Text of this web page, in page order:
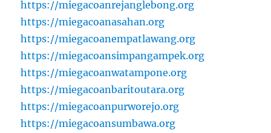
https://miegacoanrejanglebong.org
https://miegacoanasahan.org
https://miegacoanempatlawang.org
https://miegacoansimpangampek.org
https://miegacoanwatampone.org
https://miegacoanbaritoutara.org
https://miegacoanpurworejo.org
https://miegacoansumbawa.org